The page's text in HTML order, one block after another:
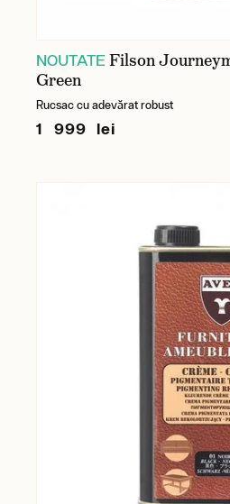
NOUTATEFilson
Green
Rucsac cu adevărat robust
1 999 lei